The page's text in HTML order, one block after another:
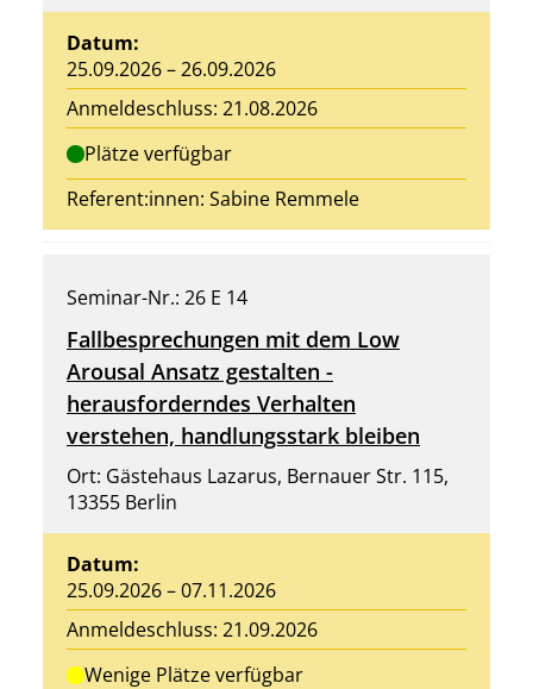
Datum:
25.09.2026 – 26.09.2026
Anmeldeschluss: 21.08.2026
Plätze verfügbar
Referent:innen: Sabine Remmele
Seminar-Nr.: 26 E 14
Fallbesprechungen mit dem Low
Arousal Ansatz gestalten -
herausforderndes Verhalten
verstehen, handlungsstark bleiben
Ort: Gästehaus Lazarus, Bernauer Str. 115,
13355 Berlin
Datum:
25.09.2026 – 07.11.2026
Anmeldeschluss: 21.09.2026
Wenige Plätze verfügbar